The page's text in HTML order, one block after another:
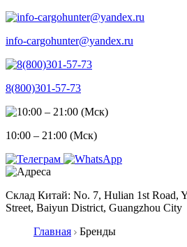
info-cargohunter@yandex.ru
8(800)301-57-73
10:00 – 21:00 (Мск)
Склад Китай: No. 7, Hulian 1st Road,
Street, Baiyun District, Guangzhou City
Главная
Бренды